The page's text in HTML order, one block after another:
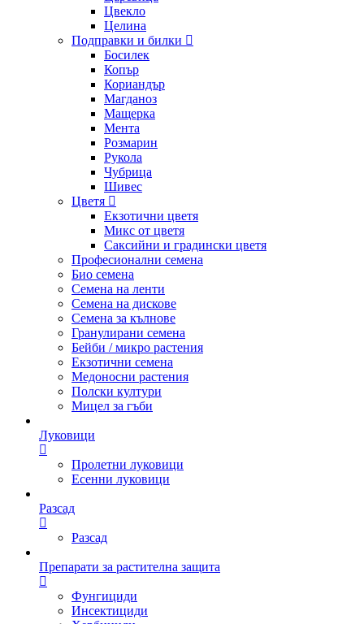
Цвекло
Целина
Подправки и билки
Босилек
Копър
Кориандър
Магданоз
Мащерка
Мента
Розмарин
Рукола
Чубрица
Шивес
Цветя
Екзотични цветя
Микс от цветя
Саксийни и градински цветя
Професионални семена
Био семена
Семена на ленти
Семена на дискове
Семена за кълнове
Гранулирани семена
Бейби / микро растения
Екзотични семена
Медоносни растения
Полски култури
Мицел за гъби
Луковици
Пролетни луковици
Есенни луковици
Разсад
Разсад
Препарати за растителна защита
Фунгициди
Инсектициди